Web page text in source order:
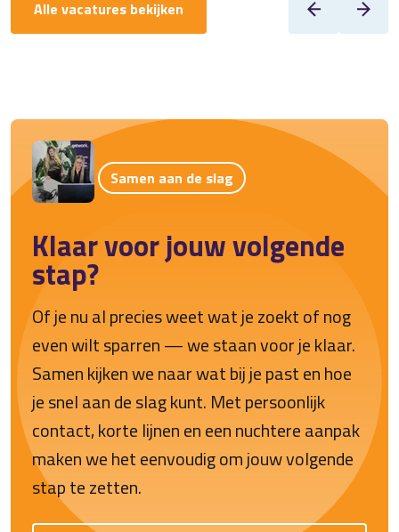
Alle vacatures bekijken
Samen aan de slag
Klaar voor jouw volgende
stap?
Of je nu al precies weet wat je zoekt of nog
even wilt sparren — we staan voor je klaar.
Samen kijken we naar wat bij je past en hoe
je snel aan de slag kunt. Met persoonlijk
contact, korte lijnen en een nuchtere aanpak
maken we het eenvoudig om jouw volgende
stap te zetten.